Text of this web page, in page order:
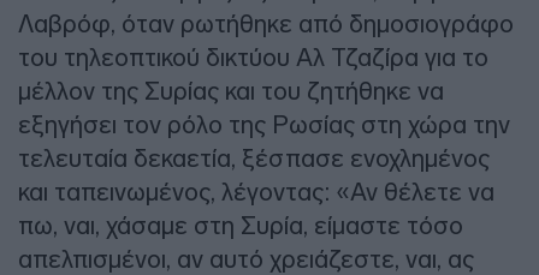
Λαβρόφ, όταν ρωτήθηκε από δημοσιογράφο
του τηλεοπτικού δικτύου Αλ Τζαζίρα για το
μέλλον της Συρίας και του ζητήθηκε να
εξηγήσει τον ρόλο της Ρωσίας στη χώρα την
τελευταία δεκαετία, ξέσπασε ενοχλημένος
και ταπεινωμένος, λέγοντας: «Αν θέλετε να
πω, ναι, χάσαμε στη Συρία, είμαστε τόσο
απελπισμένοι, αν αυτό χρειάζεστε, ναι, ας